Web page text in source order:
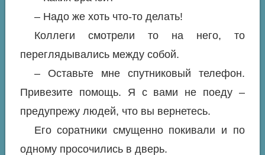
– Надо же хоть что-то делать!
Коллеги смотрели то на него, то
переглядывались между собой.
– Оставьте мне спутниковый телефон.
Привезите помощь. Я с вами не поеду –
предупрежу людей, что вы вернетесь.
Его соратники смущенно покивали и по
одному просочились в дверь.